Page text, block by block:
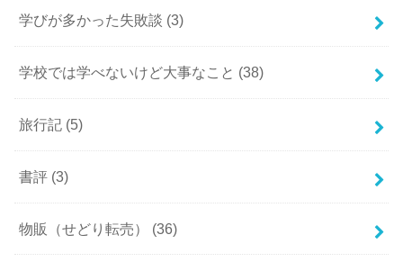
学びが多かった失敗談 (3)
学校では学べないけど大事なこと (38)
旅行記 (5)
書評 (3)
物販（せどり転売） (36)